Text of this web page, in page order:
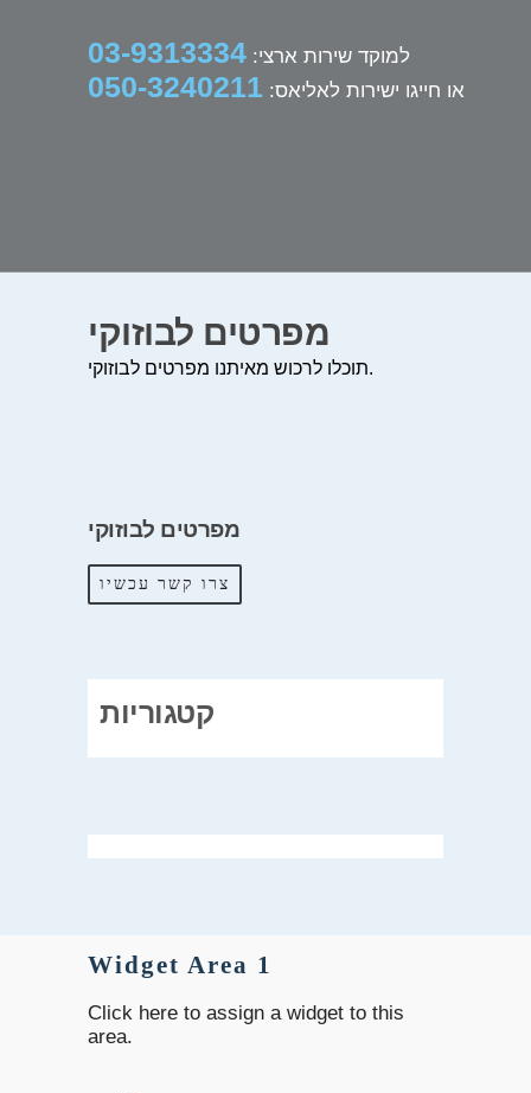
למוקד שירות ארצי: 03-9313334
או חייגו ישירות לאליאס: 050-3240211
מפרטים לבוזוקי
תוכלו לרכוש מאיתנו מפרטים לבוזוקי.
מפרטים לבוזוקי
צרו קשר עכשיו
קטגוריות
Widget Area 1
Click here to assign a widget to this
area.